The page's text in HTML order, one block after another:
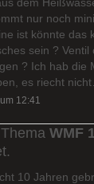
nur noch
ist könnte das
sein ?
? Ich hab die
es riecht
12:41
WMF
10 Jahren